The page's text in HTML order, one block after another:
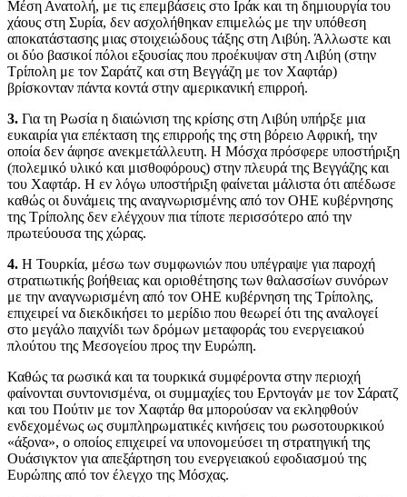
Μέση Ανατολή, με τις επεμβάσεις στο Ιράκ και τη δημιουργία του
χάους στη Συρία, δεν ασχολήθηκαν επιμελώς με την υπόθεση
αποκατάστασης μιας στοιχειώδους τάξης στη Λιβύη. Άλλωστε και
οι δύο βασικοί πόλοι εξουσίας που προέκυψαν στη Λιβύη (στην
Τρίπολη με τον Σαράτζ και στη Βεγγάζη με τον Χαφτάρ)
βρίσκονταν πάντα κοντά στην αμερικανική επιρροή.
3. Για τη Ρωσία η διαιώνιση της κρίσης στη Λιβύη υπήρξε μια
ευκαιρία για επέκταση της επιρροής της στη βόρειο Αφρική, την
οποία δεν άφησε ανεκμετάλλευτη. Η Μόσχα πρόσφερε υποστήριξη
(πολεμικό υλικό και μισθοφόρους) στην πλευρά της Βεγγάζης και
του Χαφτάρ. Η εν λόγω υποστήριξη φαίνεται μάλιστα ότι απέδωσε
καθώς οι δυνάμεις της αναγνωρισμένης από τον ΟΗΕ κυβέρνησης
της Τρίπολης δεν ελέγχουν πια τίποτε περισσότερο από την
πρωτεύουσα της χώρας.
4. Η Τουρκία, μέσω των συμφωνιών που υπέγραψε για παροχή
στρατιωτικής βοήθειας και οριοθέτησης των θαλασσίων συνόρων
με την αναγνωρισμένη από τον ΟΗΕ κυβέρνηση της Τρίπολης,
επιχειρεί να διεκδικήσει το μερίδιο που θεωρεί ότι της αναλογεί
στο μεγάλο παιχνίδι των δρόμων μεταφοράς του ενεργειακού
πλούτου της Μεσογείου προς την Ευρώπη.
Καθώς τα ρωσικά και τα τουρκικά συμφέροντα στην περιοχή
φαίνονται συντονισμένα, οι συμμαχίες του Ερντογάν με τον Σάρατζ
και του Πούτιν με τον Χαφτάρ θα μπορούσαν να εκληφθούν
ενδεχομένως ως συμπληρωματικές κινήσεις του ρωσοτουρκικού
«άξονα», ο οποίος επιχειρεί να υπονομεύσει τη στρατηγική της
Ουάσιγκτον για απεξάρτηση του ενεργειακού εφοδιασμού της
Ευρώπης από τον έλεγχο της Μόσχας.